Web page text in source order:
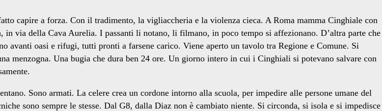
capire a forza. Con il tradimento, la vigliaccheria e la violenza cieca. A Roma mamma Cinghiale con
via della Cava Aurelia. I passanti li notano, li filmano, in poco tempo si affezionano. D’altra parte che
avanti oasi e rifugi, tutti pronti a farsene carico. Viene aperto un tavolo tra Regione e Comune. Si
menzogna. Una bugia che dura ben 24 ore. Un giorno intero in cui i Cinghiali si potevano salvare con
Sono armati. La celere crea un cordone intorno alla scuola, per impedire alle persone umane del
sono sempre le stesse. Dal G8, dalla Diaz non è cambiato niente. Si circonda, si isola e si impedisce